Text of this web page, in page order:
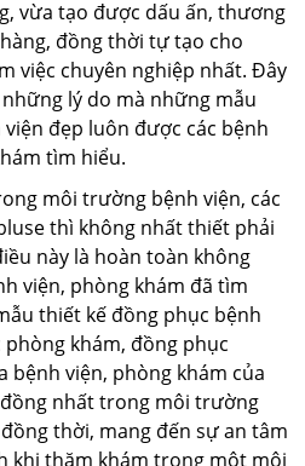
vừa tạo được dấu ấn, thương
đồng thời tự tạo cho
việc chuyên nghiệp nhất. Đây
lý do mà những mẫu
đẹp luôn được các bệnh
tìm hiểu.
môi trường bệnh viện, các
thì không nhất thiết phải
này là hoàn toàn không
viện, phòng khám đã tìm
thiết kế đồng phục bệnh
khám, đồng phục
bệnh viện, phòng khám của
nhất trong môi trường
thời, mang đến sự an tâm
khi thăm khám trong một môi